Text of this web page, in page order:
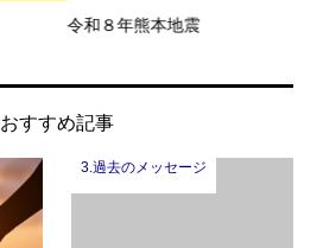
おすすめ記事
3.過去のメッセージ